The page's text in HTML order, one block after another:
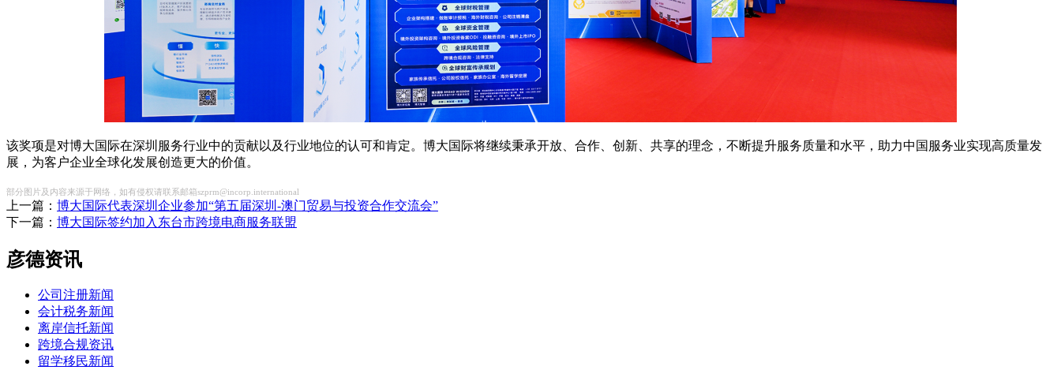
该奖项是对博大国际在深圳服务行业中的贡献以及行业地位的认可和肯定。博大国际将继续秉承开放、合作、创新、共享的理念，不断提升服务质量和水平，助力中国服务业实现高质量发
展，为客户企业全球化发展创造更大的价值。
部分图片及内容来源于网络，如有侵权请联系邮箱szprm@incorp.international
上一篇： 博大国际代表深圳企业参加“第五届深圳-澳门贸易与投资合作交流会”
下一篇： 博大国际签约加入东台市跨境电商服务联盟
彦德资讯
公司注册新闻
会计税务新闻
离岸信托新闻
跨境合规资讯
留学移民新闻